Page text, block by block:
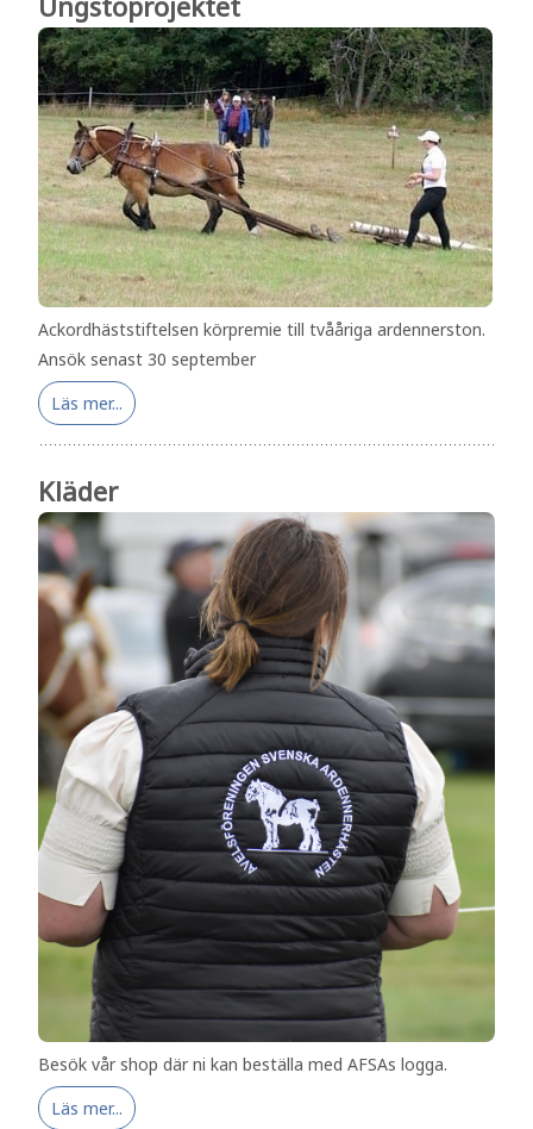
Ackordhäststiftelsen körpremie till tvååriga ardennerston.
Ansök senast 30 september
Läs mer...
Kläder
Besök vår shop där ni kan beställa med AFSAs logga.
Läs mer...